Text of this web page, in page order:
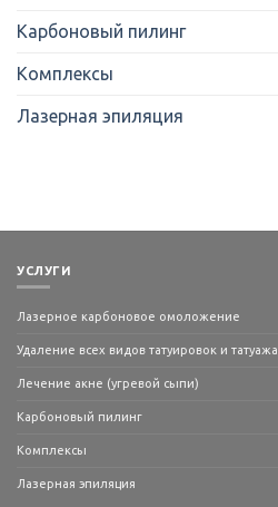
Карбоновый пилинг
Комплексы
Лазерная эпиляция
УСЛУГИ
Лазерное карбоновое омоложение
Удаление всех видов татуировок и татуажа
Лечение акне (угревой сыпи)
Карбоновый пилинг
Комплексы
Лазерная эпиляция